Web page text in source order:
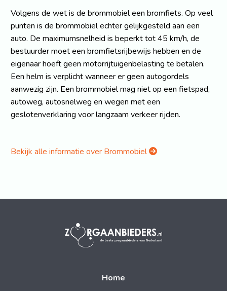
Volgens de wet is de brommobiel een bromfiets. Op veel
punten is de brommobiel echter gelijkgesteld aan een
auto. De maximumsnelheid is beperkt tot 45 km/h, de
bestuurder moet een bromfietsrijbewijs hebben en de
eigenaar hoeft geen motorrijtuigenbelasting te betalen.
Een helm is verplicht wanneer er geen autogordels
aanwezig zijn. Een brommobiel mag niet op een fietspad,
autoweg, autosnelweg en wegen met een
geslotenverklaring voor langzaam verkeer rijden.
Bekijk alle informatie over Brommobiel
Home